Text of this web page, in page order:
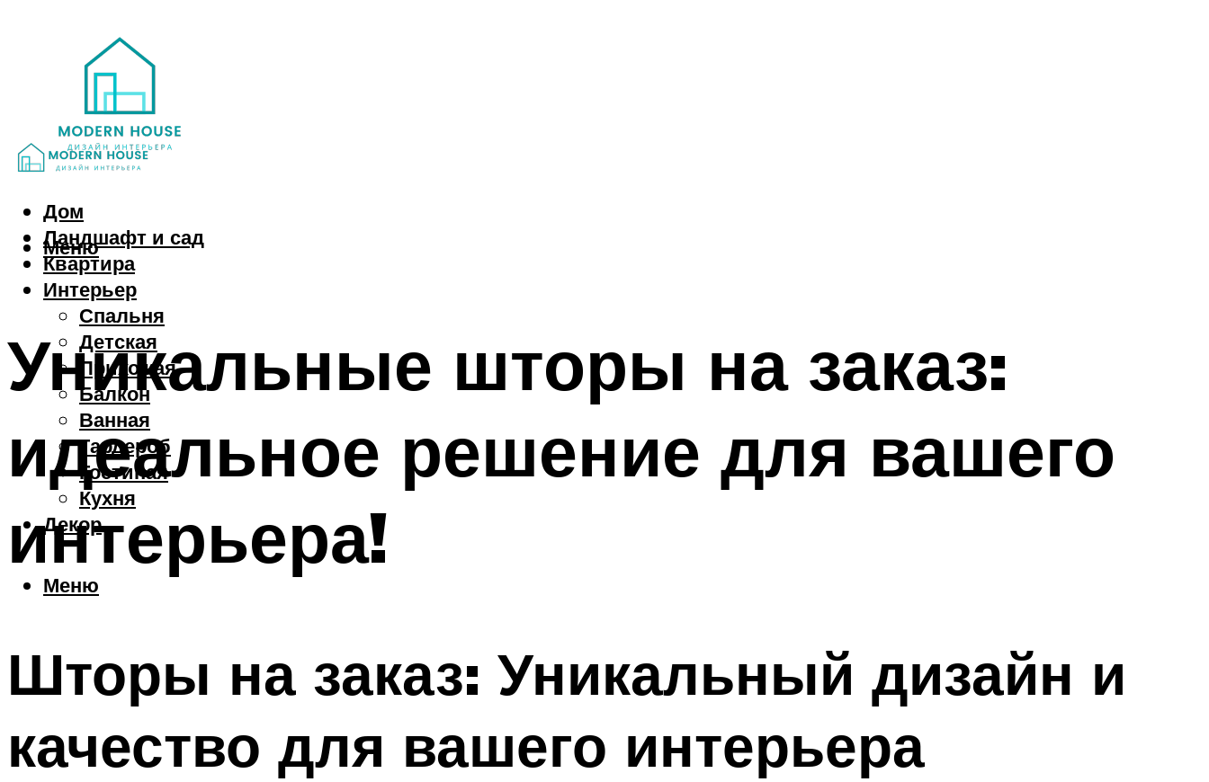
Дом
Ландшафт и сад
Квартира
Интерьер
Спальня
Детская
Прихожая
Балкон
Ванная
Гардероб
Гостиная
Кухня
Декор
Меню
Меню
Уникальные шторы на заказ:
идеальное решение для вашего
интерьера!
Шторы на заказ: Уникальный дизайн и
качество для вашего интерьера